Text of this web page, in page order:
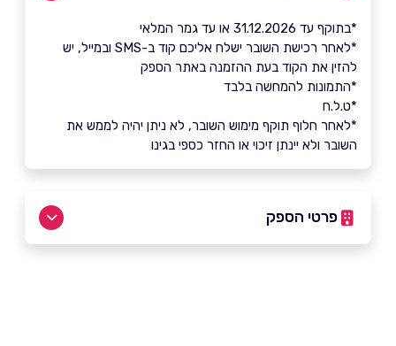
*בתוקף עד 31.12.2026 או עד גמר המלאי
*לאחר רכישת השובר ישלח אליכם קוד ב-SMS ובמייל, יש
להזין את הקוד בעת ההזמנה באתר הספק
*התמונות להמחשה בלבד
*ט.ל.ח
*לאחר חלוף תוקף מימוש השובר, לא ניתן יהיה לממש את
השובר ולא יינתן זיכוי או החזר כספי בגינו
פרטי הספק